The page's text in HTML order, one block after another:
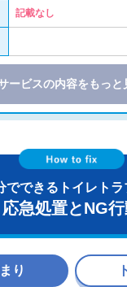
記載なし
ービスの内容をもっと
でできるトイレト
応急処置とNG
り